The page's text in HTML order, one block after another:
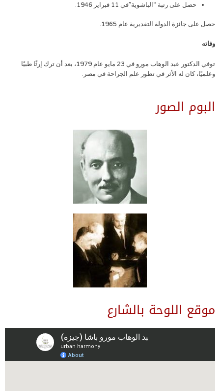
حصل على رتبة “الباشوية”في 11 فبراير 1946.
حصل على جائزة الدولة التقديرية عام 1965.
وفاته
توفي الدكتور عبد الوهاب مورو في 23 مايو عام 1979، بعد أن ترك إرثًا طبيًا
وعلميًا، كان له الأثر في تطور علم الجراحة في مصر.
البوم الصور
موقع اللوحة بالشارع